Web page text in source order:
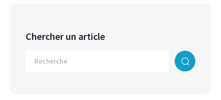
Chercher un article